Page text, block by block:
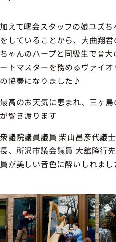
加えて曙会スタッフの娘ユズ
をしていることから、大曲翔
ちゃんのハープと同級生で音
ートマスターを務めるヴァイ
の協奏になりました♪
最高のお天気に恵まれ、三ヶ
が響き渡ります
衆議院議員議員 柴山昌彦代議
長、所沢市議会議員 大舘隆行
員が美しい音色に酔いしれまし